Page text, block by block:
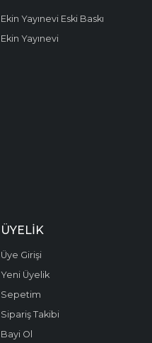
Ekin Yayınevi Eski Baskı
Ekin Yayınevi
ÜYELIK
Üye Girişi
Yeni Üyelik
Sepetim
Sipariş Takibi
Bayi Ol